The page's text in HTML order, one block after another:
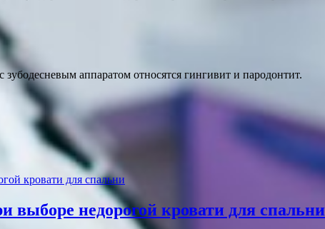
аппаратом относятся гингивит и пародонтит.
кровати для спальни
выборе недорогой кровати для спальни